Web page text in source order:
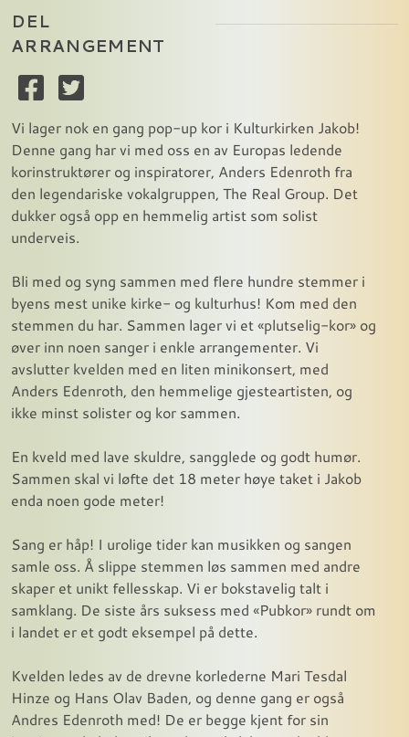
DEL
ARRANGEMENT
Vi lager nok en gang pop-up kor i Kulturkirken Jakob!
Denne gang har vi med oss en av Europas ledende
korinstruktører og inspiratorer, Anders Edenroth fra
den legendariske vokalgruppen, The Real Group. Det
dukker også opp en hemmelig artist som solist
underveis.
Bli med og syng sammen med flere hundre stemmer i
byens mest unike kirke- og kulturhus! Kom med den
stemmen du har. Sammen lager vi et «plutselig-kor» og
øver inn noen sanger i enkle arrangementer. Vi
avslutter kvelden med en liten minikonsert, med
Anders Edenroth, den hemmelige gjesteartisten, og
ikke minst solister og kor sammen.
En kveld med lave skuldre, sangglede og godt humør.
Sammen skal vi løfte det 18 meter høye taket i Jakob
enda noen gode meter!
Sang er håp! I urolige tider kan musikken og sangen
samle oss. Å slippe stemmen løs sammen med andre
skaper et unikt fellesskap. Vi er bokstavelig talt i
samklang. De siste års suksess med «Pubkor» rundt om
i landet er et godt eksempel på dette.
Kvelden ledes av de drevne korlederne Mari Tesdal
Hinze og Hans Olav Baden, og denne gang er også
Andres Edenroth med! De er begge kjent for sin